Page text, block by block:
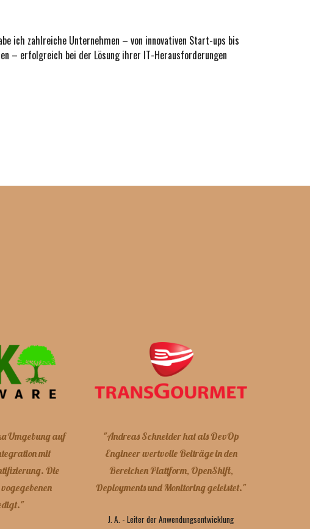
ich zahlreiche Unternehmen – von innovativen Start-ups bis
– erfolgreich bei der Lösung ihrer IT-Herausforderungen
Umgebung auf
mit
Die
"
"Andreas Schneider hat als DevOp
Engineer wertvolle Beiträge in den
Bereichen Plattform, OpenShift,
Deployments und Monitoring geleistet."
J. A. - Leiter der Anwendungsentwicklung